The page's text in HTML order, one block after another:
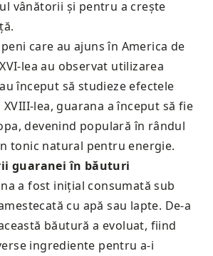
vânătorii și pentru a crește
care au ajuns în America de
lea au observat utilizarea
început să studieze efectele
lea, guarana a început să fie
devenind populară în rândul
tonic natural pentru energie.
guaranei în băuturi
a fost inițial consumată sub
cu apă sau lapte. De-a
băutură a evoluat, fiind
ingrediente pentru a-i